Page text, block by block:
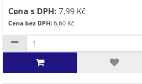
Cena s DPH: 7,99 Kč
Cena bez DPH:6,60 Kč